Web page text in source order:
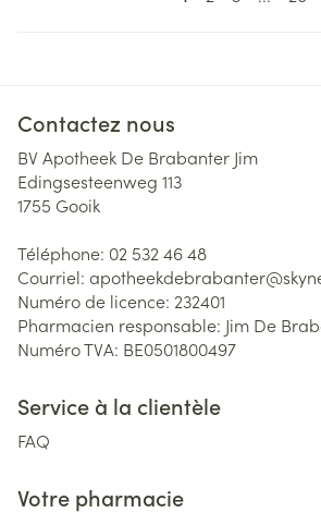
Contactez nous
BV Apotheek De Brabanter Jim
Edingsesteenweg 113
1755 Gooik
Téléphone: 02 532 46 48
Courriel: apotheekdebrabanter@
Numéro de licence: 232401
Pharmacien responsable: Jim De
Numéro TVA: BE0501800497
Service à la clientèle
FAQ
Votre pharmacie